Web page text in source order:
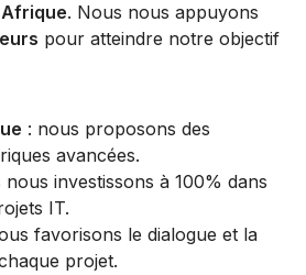
. Nous nous appuyons
pour atteindre notre objectif
: nous proposons des
avancées.
nous investissons à 100% dans
IT.
favorisons le dialogue et la
projet.